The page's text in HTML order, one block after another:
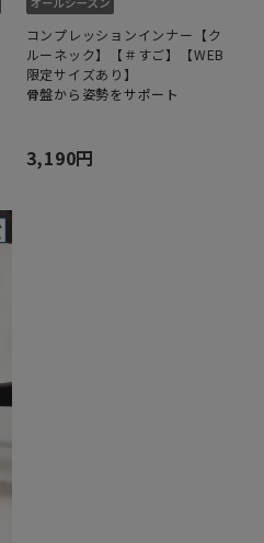
コンプレッションインナー【ク
ルーネック】【＃すご】【WEB
限定サイズあり】
骨盤から姿勢をサポート
3,190円